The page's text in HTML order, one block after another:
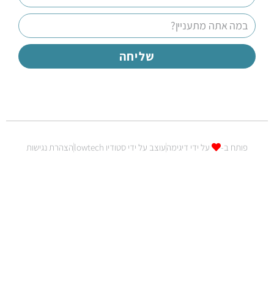
שליחה
פותח ב- על ידי דיגימהעוצב על ידי סטודיו lowtech הצהרת נגישות